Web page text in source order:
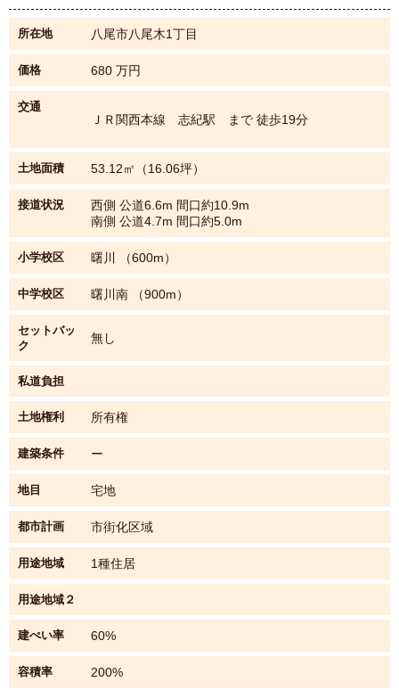
所在地 八尾市八尾木1丁目
価格 680 万円
交通
ＪＲ関西本線 志紀駅 まで 徒歩19分
土地面積 53.12㎡（16.06坪）
接道状況
西側 公道6.6m 間口約10.9m
南側 公道4.7m 間口約5.0m
小学校区 曙川 （600m）
中学校区 曙川南 （900m）
セットバッ
ク
無し
私道負担
土地権利 所有権
建築条件 ー
地目 宅地
都市計画 市街化区域
用途地域 1種住居
用途地域２
建ぺい率 60%
容積率 200%